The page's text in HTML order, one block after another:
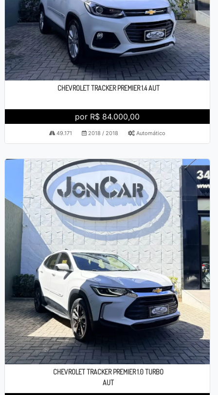
CHEVROLET TRACKER PREMIER 1.4 AUT
por R$ 84.000,00
49.171 2018 / 2018 Automático
CHEVROLET TRACKER PREMIER 1.0 TURBO
AUT